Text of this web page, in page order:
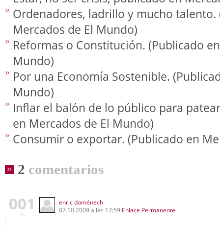
Ordenadores, ladrillo y mucho talento.
Mercados de El Mundo)
Reformas o Constitución. (Publicado
Mundo)
Por una Economía Sostenible.
Mundo)
Inflar el balón de lo público para
en Mercados de El Mundo)
Consumir o exportar. (Publicado en
2 comentarios
001
enric doménech
07.10.2009 a las 17:59 Enlace Permanente